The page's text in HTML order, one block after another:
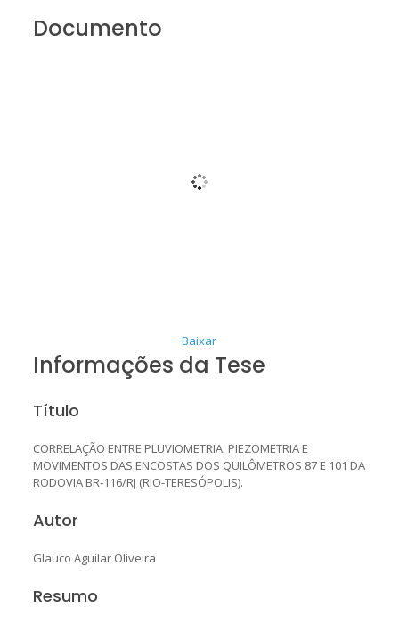
Documento
Baixar
Informações da Tese
Título
CORRELAÇÃO ENTRE PLUVIOMETRIA. PIEZOMETRIA E
MOVIMENTOS DAS ENCOSTAS DOS QUILÔMETROS 87 E 101 DA
RODOVIA BR-116/RJ (RIO-TERESÓPOLIS).
Autor
Glauco Aguilar Oliveira
Resumo